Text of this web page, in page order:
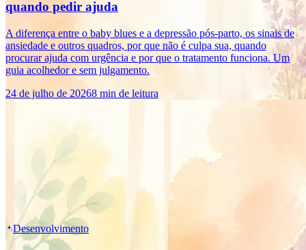
quando pedir ajuda
A diferença entre o baby blues e a depressão pós-parto, os sinais de
ansiedade e outros quadros, por que não é culpa sua, quando
procurar ajuda com urgência e por que o tratamento funciona. Um
guia acolhedor e sem julgamento.
24 de julho de 20268 min de leitura
Desenvolvimento